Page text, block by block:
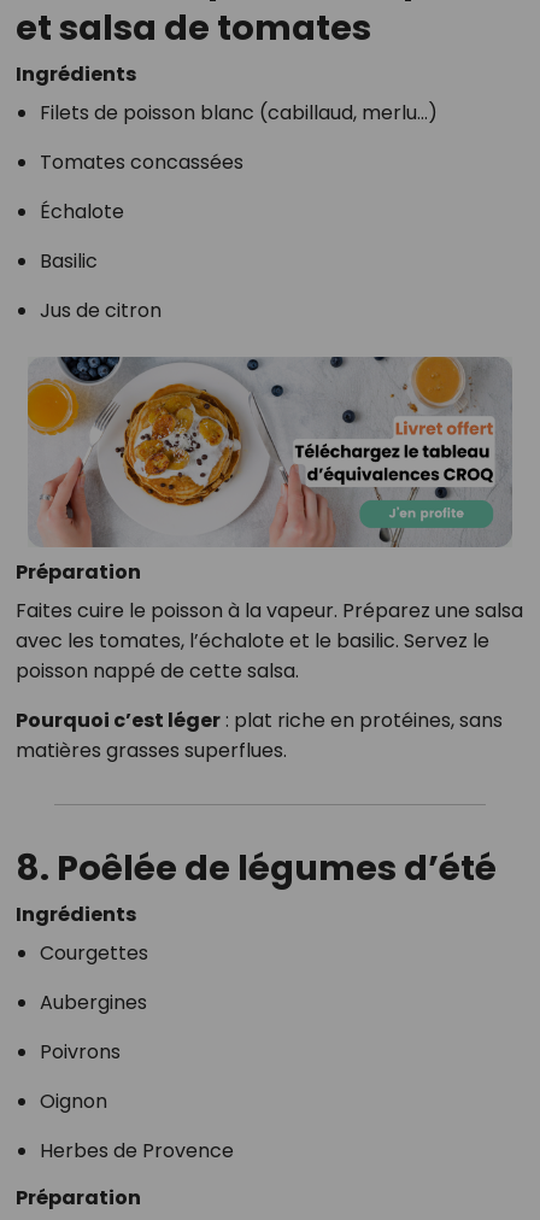
et salsa de tomates
Ingrédients
Filets de poisson blanc (cabillaud, merlu…)
Tomates concassées
Échalote
Basilic
Jus de citron
Préparation
Faites cuire le poisson à la vapeur. Préparez une salsa
avec les tomates, l’échalote et le basilic. Servez le
poisson nappé de cette salsa.
Pourquoi c’est léger: plat riche en protéines, sans
matières grasses superflues.
8. Poêlée de légumes d’été
Ingrédients
Courgettes
Aubergines
Poivrons
Oignon
Herbes de Provence
Préparation